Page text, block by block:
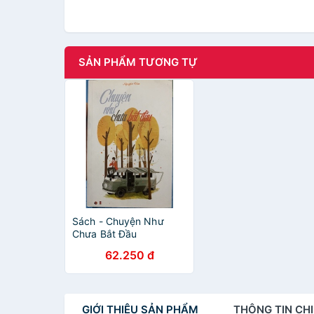
SẢN PHẨM TƯƠNG TỰ
Sách - Chuyện Như
Chưa Bắt Đầu
62.250 đ
GIỚI THIỆU SẢN PHẨM THÔNG TIN